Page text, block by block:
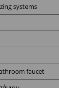
systems
faucet